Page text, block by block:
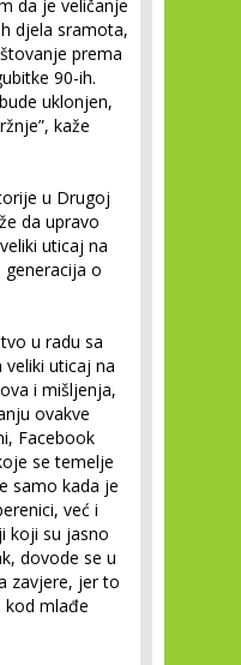
da je veličanje
djela sramota,
prema
90-ih.
uklonjen,
kaže
u Drugoj
da upravo
uticaj na
o
u radu sa
uticaj na
i mišljenja,
ovakve
Facebook
se temelje
samo kada je
već i
koji su jasno
dovode se u
zavjere, jer to
mlađe